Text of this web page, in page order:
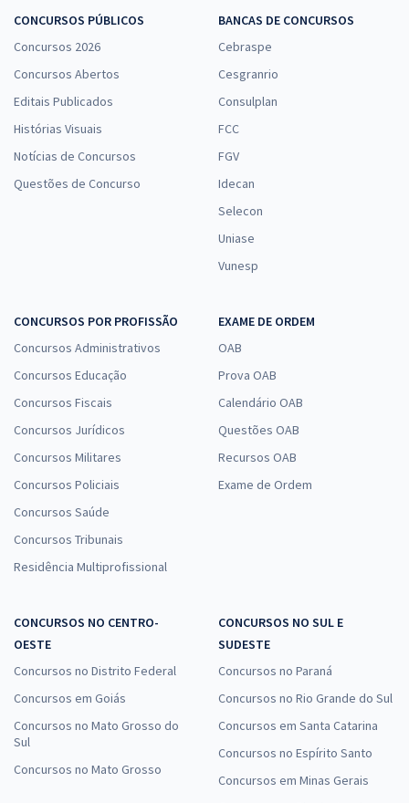
CONCURSOS PÚBLICOS
Concursos 2026
Concursos Abertos
Editais Publicados
Histórias Visuais
Notícias de Concursos
Questões de Concurso
BANCAS DE CONCURSOS
Cebraspe
Cesgranrio
Consulplan
FCC
FGV
Idecan
Selecon
Uniase
Vunesp
CONCURSOS POR PROFISSÃO
Concursos Administrativos
Concursos Educação
Concursos Fiscais
Concursos Jurídicos
Concursos Militares
Concursos Policiais
Concursos Saúde
Concursos Tribunais
Residência Multiprofissional
EXAME DE ORDEM
OAB
Prova OAB
Calendário OAB
Questões OAB
Recursos OAB
Exame de Ordem
CONCURSOS NO CENTRO-
OESTE
Concursos no Distrito Federal
Concursos em Goiás
Concursos no Mato Grosso do
Sul
Concursos no Mato Grosso
CONCURSOS NO SUL E
SUDESTE
Concursos no Paraná
Concursos no Rio Grande do Sul
Concursos em Santa Catarina
Concursos no Espírito Santo
Concursos em Minas Gerais